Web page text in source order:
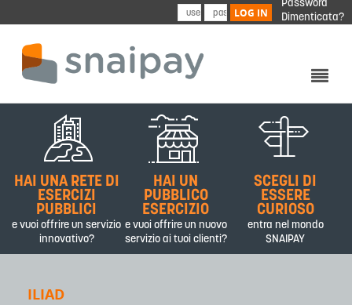
LOG IN
Password
Dimenticata?
CHI SIAMO
PRODOTTI&SERVIZI
PARTNER
CONTATTI
HAI UNA RETE DI
ESERCIZI
PUBBLICI
e vuoi offrire un servizio
innovativo?
HAI UN
PUBBLICO
ESERCIZIO
e vuoi offrire un nuovo
servizio ai tuoi clienti?
SCEGLI DI
ESSERE
CURIOSO
entra nel mondo
SNAIPAY
ILIAD